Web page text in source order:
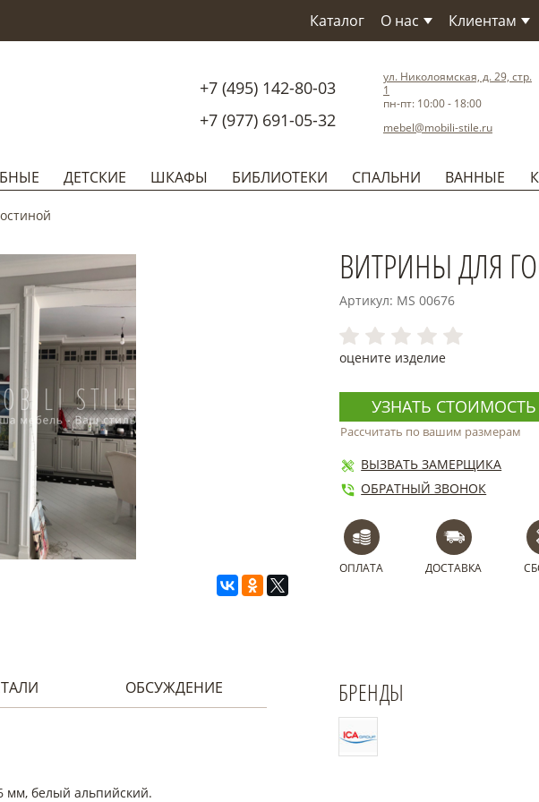
Каталог О нас
Материалы
Бренды
Статьи
Клиентам
Способы оплаты
Установка
Польза
+7 (495) 142-80-03
+7 (977) 691-05-32
ул. Николоямская, д. 29, стр.
1
пн-пт: 10:00 - 18:00
mebel@mobili-stile.ru
ДЕТСКИЕ ШКАФЫ БИБЛИОТЕКИ СПАЛЬНИ ВАННЫЕ
ВИТРИНЫ ДЛЯ
Артикул: MS 00676
оцените изделие
УЗНАТЬ СТОИМОСТЬ
Рассчитать по вашим размерам
ВЫЗВАТЬ ЗАМЕРЩИКА
ОБРАТНЫЙ ЗВОНОК
ОПЛАТА ДОСТАВКА
ОБСУЖДЕНИЕ
мм, белый альпийский.
БРЕНДЫ